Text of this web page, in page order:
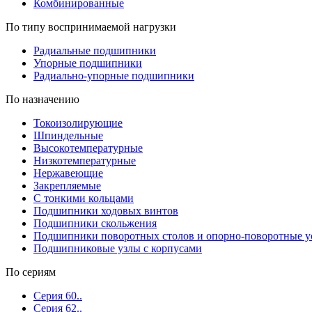
Комбинированные
По типу воспринимаемой нагрузки
Радиальные подшипники
Упорные подшипники
Радиально-упорные подшипники
По назначению
Токоизолирующие
Шпиндельные
Высокотемпературные
Низкотемпературные
Нержавеющие
Закрепляемые
С тонкими кольцами
Подшипники ходовых винтов
Подшипники скольжения
Подшипники поворотных столов и опорно-поворотные
Подшипниковые узлы с корпусами
По сериям
Серия 60..
Серия 62..